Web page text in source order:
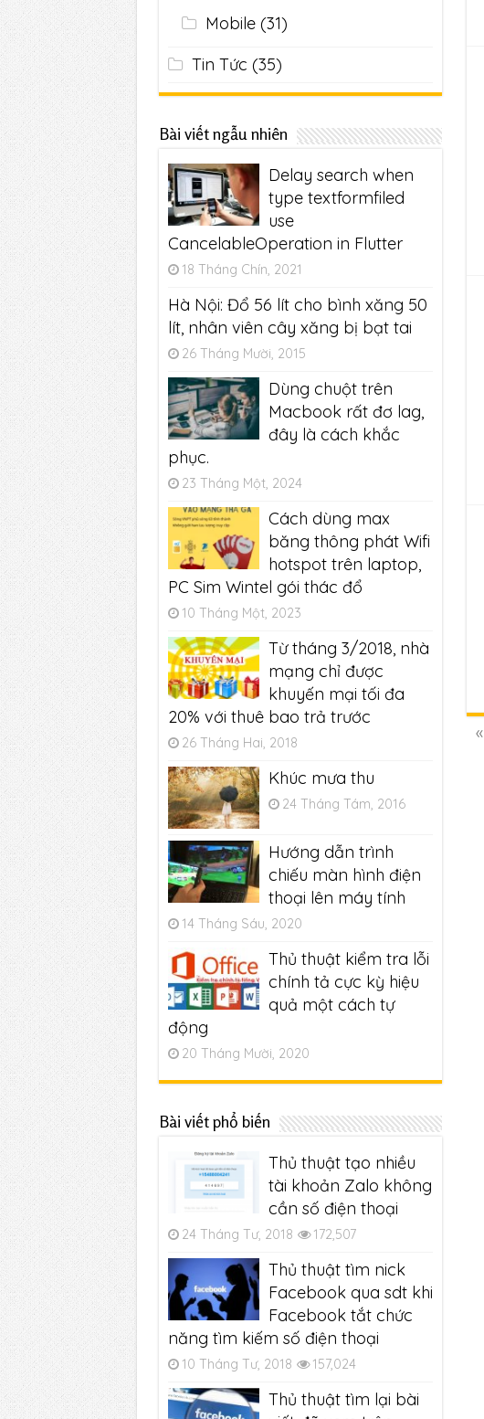
«
Mobile (31)
Tin Tức (35)
Bài viết ngẫu nhiên
Delay search when
type textformfiled
use
CancelableOperation in Flutter
18 Tháng Chín, 2021
Hà Nội: Đổ 56 lít cho bình xăng 50
lít, nhân viên cây xăng bị bạt tai
26 Tháng Mười, 2015
Dùng chuột trên
Macbook rất đơ lag,
đây là cách khắc
phục.
23 Tháng Một, 2024
Cách dùng max
băng thông phát Wifi
hotspot trên laptop,
PC Sim Wintel gói thác đổ
10 Tháng Một, 2023
Từ tháng 3/2018, nhà
mạng chỉ được
khuyến mại tối đa
20% với thuê bao trả trước
26 Tháng Hai, 2018
Khúc mưa thu
24 Tháng Tám, 2016
Hướng dẫn trình
chiếu màn hình điện
thoại lên máy tính
14 Tháng Sáu, 2020
Thủ thuật kiểm tra lỗi
chính tả cực kỳ hiệu
quả một cách tự
động
20 Tháng Mười, 2020
Bài viết phổ biến
Thủ thuật tạo nhiều
tài khoản Zalo không
cần số điện thoại
24 Tháng Tư, 2018 172,507
Thủ thuật tìm nick
Facebook qua sdt khi
Facebook tắt chức
năng tìm kiếm số điện thoại
10 Tháng Tư, 2018 157,024
Thủ thuật tìm lại bài